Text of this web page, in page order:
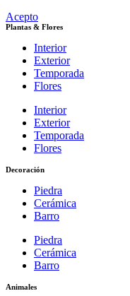
Acepto
Plantas & Flores
Interior
Exterior
Temporada
Flores
Interior
Exterior
Temporada
Flores
Decoración
Piedra
Cerámica
Barro
Piedra
Cerámica
Barro
Animales